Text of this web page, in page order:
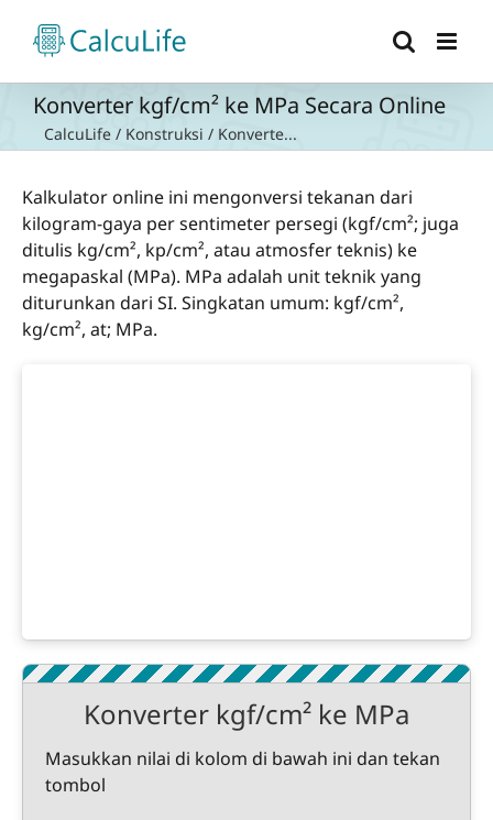
content
Konverter kgf/cm² ke MPa Secara Online
CalcuLife / Konstruksi / Konverte...
Kalkulator online ini mengonversi tekanan dari
kilogram-gaya per sentimeter persegi (kgf/cm²; juga
ditulis kg/cm², kp/cm², atau atmosfer teknis) ke
megapaskal (MPa). MPa adalah unit teknik yang
diturunkan dari SI. Singkatan umum: kgf/cm²,
kg/cm², at; MPa.
Konverter kgf/cm² ke MPa
Masukkan nilai di kolom di bawah ini dan tekan
tombol